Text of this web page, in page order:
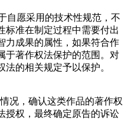
自愿采用的技术性规范，不
标准在制定过程中需要付出
力成果的属性，如果符合作
于著作权法保护的范围。对
的相关规定予以保护。
况，确认这类作品的著作权
授权，最终确定原告的诉讼